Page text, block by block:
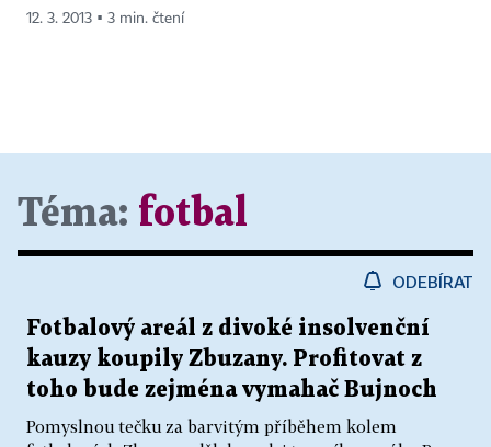
12. 3. 2013 ▪ 3 min. čtení
Téma: fotbal
ODEBÍRAT
Fotbalový areál z divoké insolvenční
kauzy koupily Zbuzany. Profitovat z
toho bude zejména vymahač Bujnoch
Pomyslnou tečku za barvitým příběhem kolem